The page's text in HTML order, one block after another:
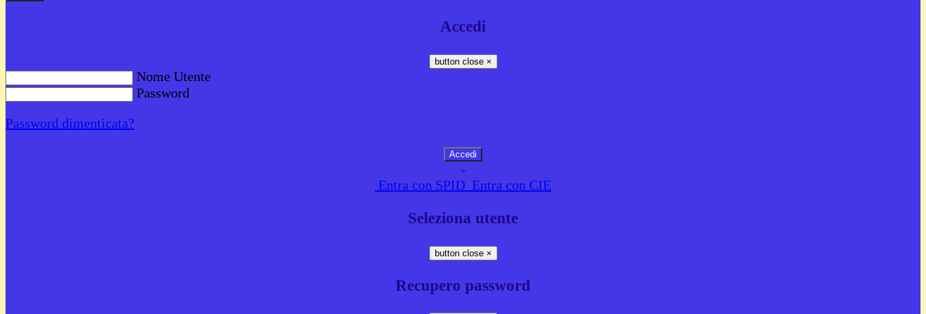
Accedi
button close ×
Nome Utente
Password
Password dimenticata?
-
Entra con SPID Entra con CIE
Seleziona utente
button close ×
Recupero password